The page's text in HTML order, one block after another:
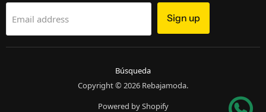
Email address Sign up
Búsqueda
Copyright © 2026 Rebajamoda.
Powered by Shopify